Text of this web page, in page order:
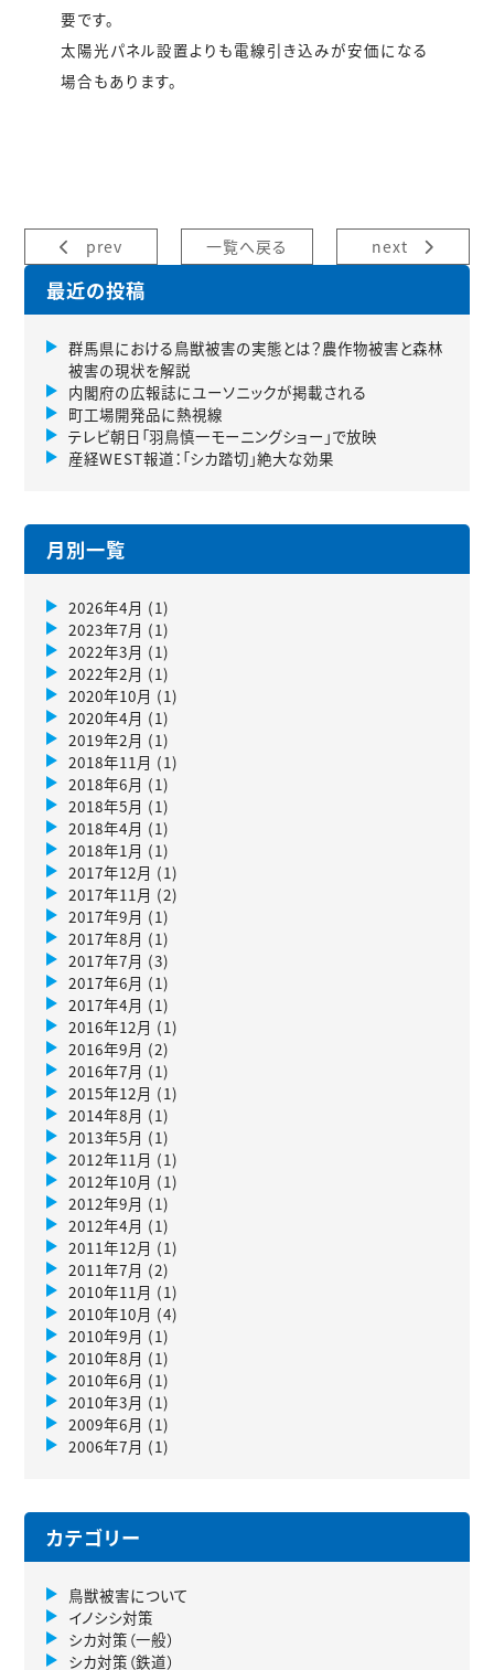
要です。
太陽光パネル設置よりも電線引き込みが安価になる
場合もあります。
prev 一覧へ戻る next
最近の投稿
群馬県における鳥獣被害の実態とは？農作物被害と森林
被害の現状を解説
内閣府の広報誌にユーソニックが掲載される
町工場開発品に熱視線
テレビ朝日「羽鳥慎一モーニングショー」で放映
産経WEST報道：「シカ踏切」絶大な効果
月別一覧
2026年4月 (1)
2023年7月 (1)
2022年3月 (1)
2022年2月 (1)
2020年10月 (1)
2020年4月 (1)
2019年2月 (1)
2018年11月 (1)
2018年6月 (1)
2018年5月 (1)
2018年4月 (1)
2018年1月 (1)
2017年12月 (1)
2017年11月 (2)
2017年9月 (1)
2017年8月 (1)
2017年7月 (3)
2017年6月 (1)
2017年4月 (1)
2016年12月 (1)
2016年9月 (2)
2016年7月 (1)
2015年12月 (1)
2014年8月 (1)
2013年5月 (1)
2012年11月 (1)
2012年10月 (1)
2012年9月 (1)
2012年4月 (1)
2011年12月 (1)
2011年7月 (2)
2010年11月 (1)
2010年10月 (4)
2010年9月 (1)
2010年8月 (1)
2010年6月 (1)
2010年3月 (1)
2009年6月 (1)
2006年7月 (1)
カテゴリー
鳥獣被害について
イノシシ対策
シカ対策（一般）
シカ対策（鉄道）